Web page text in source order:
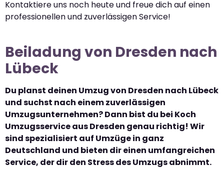
Kontaktiere uns noch heute und freue dich auf einen
professionellen und zuverlässigen Service!
Beiladung von Dresden nach
Lübeck
Du planst deinen Umzug von Dresden nach Lübeck
und suchst nach einem zuverlässigen
Umzugsunternehmen? Dann bist du bei Koch
Umzugsservice aus Dresden genau richtig! Wir
sind spezialisiert auf Umzüge in ganz
Deutschland und bieten dir einen umfangreichen
Service, der dir den Stress des Umzugs abnimmt.